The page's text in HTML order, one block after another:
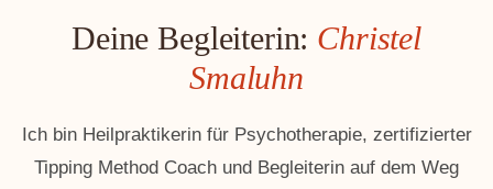
Deine Begleiterin: Christel
Smaluhn
Ich bin Heilpraktikerin für Psychotherapie, zertifizierter
Tipping Method Coach und Begleiterin auf dem Weg